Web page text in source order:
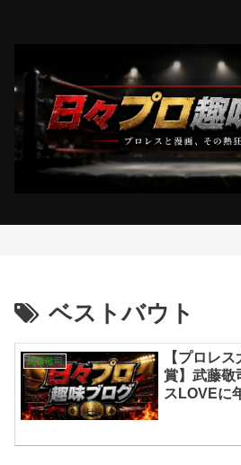
ベストバウト
武藤敬司
【プロレ
賞】武藤敬
スLOVEに